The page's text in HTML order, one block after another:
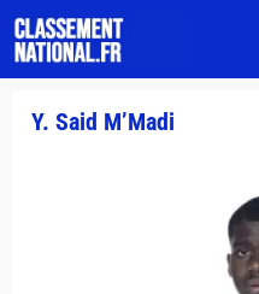
Y. Said M’Madi